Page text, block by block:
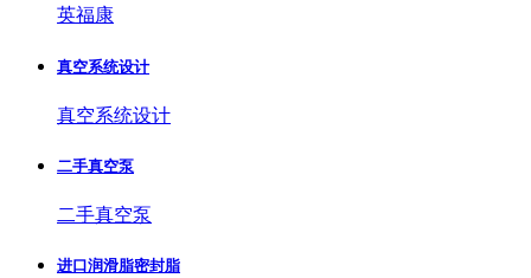
英福康
真空系统设计
真空系统设计
二手真空泵
二手真空泵
进口润滑脂密封脂